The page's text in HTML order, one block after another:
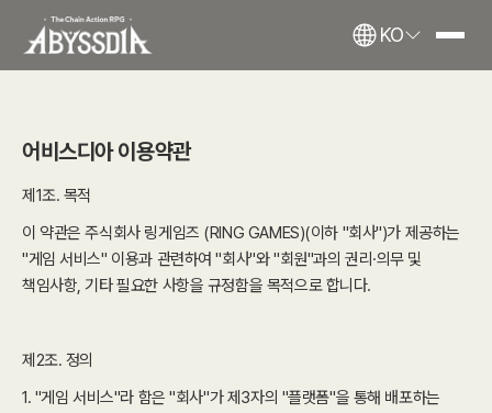
KO
어비스디아 이용약관
제1조. 목적
이 약관은 주식회사 링게임즈 (RING GAMES)(이하 "회사")가 제공하는
"게임 서비스" 이용과 관련하여 "회사"와 "회원"과의 권리·의무 및
책임사항, 기타 필요한 사항을 규정함을 목적으로 합니다.
제2조. 정의
1. "게임 서비스"라 함은 "회사"가 제3자의 "플랫폼"을 통해 배포하는